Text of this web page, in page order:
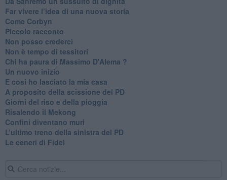
Far vivere l’idea di una nuova storia
Come Corbyn
Piccolo racconto
Non posso crederci
Non è tempo di tessitori
Chi ha paura di Massimo D'Alema ?
Un nuovo inizio
​E cosi ho lasciato la mia casa
A proposito della scissione del PD
​Giorni del riso e della pioggia
Risalendo il Mekong
Confini diventano muri
L’ultimo treno della sinistra del PD
Le ceneri di Fidel